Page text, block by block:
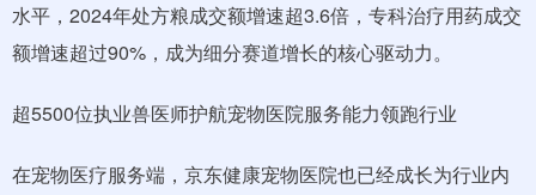
水平，2024年处方粮成交额增速超3.6倍，专科治疗用药成交
额增速超过90%，成为细分赛道增长的核心驱动力。
超5500位执业兽医师护航宠物医院服务能力领跑行业
在宠物医疗服务端，京东健康宠物医院也已经成长为行业内